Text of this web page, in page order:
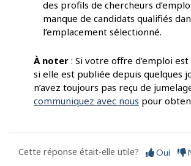
des profils de chercheurs
manque de candidats qualifiés
l’emplacement sélectionné.
À noter : Si votre offre d’emploi est
si elle est publiée depuis quelques
n’avez toujours pas reçu de
communiquez avec nous pour
Cette réponse était-elle utile? Oui